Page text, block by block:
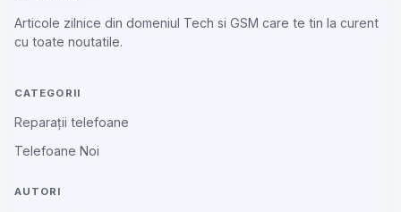
Articole zilnice din domeniul Tech si GSM care te tin la curent
cu toate noutatile.
CATEGORII
Reparații telefoane
Telefoane Noi
AUTORI